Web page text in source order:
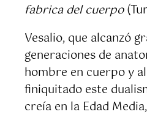
fabrica del cuerpo
Vesalio, que alcanzó
generaciones de
hombre en cuerpo y
finiquitado este
creía en la Edad